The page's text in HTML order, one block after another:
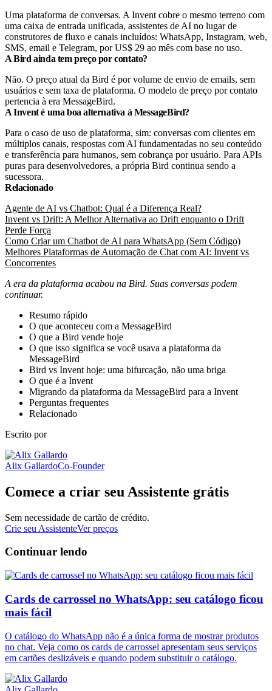
Uma plataforma de conversas. A Invent cobre o mesmo terreno com
uma caixa de entrada unificada, assistentes de AI no lugar de
construtores de fluxo e canais incluídos: WhatsApp, Instagram, web,
SMS, email e Telegram, por US$ 29 ao mês com base no uso.
A Bird ainda tem preço por contato?
Não. O preço atual da Bird é por volume de envio de emails, sem
usuários e sem taxa de plataforma. O modelo de preço por contato
pertencia à era MessageBird.
A Invent é uma boa alternativa à MessageBird?
Para o caso de uso de plataforma, sim: conversas com clientes em
múltiplos canais, respostas com AI fundamentadas no seu conteúdo
e transferência para humanos, sem cobrança por usuário. Para APIs
puras para desenvolvedores, a própria Bird continua sendo a
sucessora.
Relacionado
Agente de AI vs Chatbot: Qual é a Diferença Real?
Invent vs Drift: A Melhor Alternativa ao Drift enquanto o Drift
Perde Força
Como Criar um Chatbot de AI para WhatsApp (Sem Código)
Melhores Plataformas de Automação de Chat com AI: Invent vs
Concorrentes
A era da plataforma acabou na Bird. Suas conversas podem
continuar.
Resumo rápido
O que aconteceu com a MessageBird
O que a Bird vende hoje
O que isso significa se você usava a plataforma da
MessageBird
Bird vs Invent hoje: uma bifurcação, não uma briga
O que é a Invent
Migrando da plataforma da MessageBird para a Invent
Perguntas frequentes
Relacionado
Escrito por
Alix GallardoCo-Founder
Comece a criar seu Assistente grátis
Sem necessidade de cartão de crédito.
Crie seu AssistenteVer preços
Continuar lendo
Cards de carrossel no WhatsApp: seu catálogo ficou
mais fácil
O catálogo do WhatsApp não é a única forma de mostrar produtos
no chat. Veja como os cards de carrossel apresentam seus serviços
em cartões deslizáveis e quando podem substituir o catálogo.